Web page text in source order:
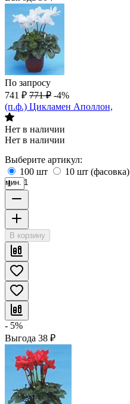
По запросу
741 ₽ 771 ₽ -4%
(п.ф.) Цикламен Аполлон,
Нет в наличии
Нет в наличии
Выберите артикул:
100 шт
10 шт (фасовка)
мин. 1
В корзину
- 5%
Выгода 38 ₽